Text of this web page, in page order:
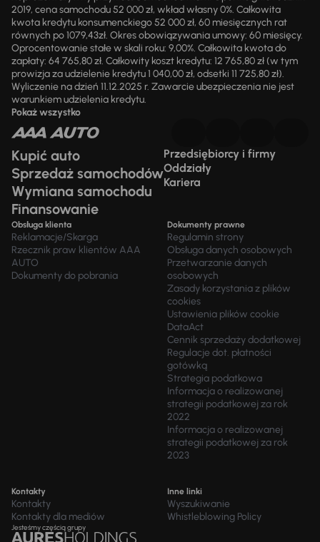
2019, cena samochodu 52 000 zł, wkład własny 0%. Całkowita
kwota kredytu konsumenckiego 52 000 zł, 60 miesięcznych rat
równych po 1079,43zł. Okres obowiązywania umowy: 60 miesięcy.
Oprocentowanie stałe w skali roku: 9,00%. Całkowita kwota do
zapłaty: 64 765,80 zł. Całkowity koszt kredytu: 12 765,80 zł (w tym
prowizja za udzielenie kredytu 1 040,00 zł, odsetki 11 725,80 zł).
Wyliczenie na dzień 11.12.2025 r. Zawarcie ubezpieczenia nie jest
warunkiem udzielenia kredytu.
Pokaż wszystko
Kupić auto
Sprzedaż samochodów
Wymiana samochodu
Finansowanie
Przedsiębiorcy i firmy
Oddziały
Kariera
Obsługa klienta
Reklamacje/Skarga
Rzecznik praw klientów AAA
AUTO
Dokumenty do pobrania
Dokumenty prawne
Regulamin strony
Obsługa danych osobowych
Przetwarzanie danych
osobowych
Zasady korzystania z plików
cookies
Ustawienia plików cookie
DataAct
Cennik sprzedaży dodatkowej
Regulacje dot. płatności
gotówką
Strategia podatkowa
Informacja o realizowanej
strategii podatkowej za rok
2022
Informacja o realizowanej
strategii podatkowej za rok
2023
Kontakty
Kontakty
Kontakty dla mediów
Inne linki
Wyszukiwanie
Whistleblowing Policy
Jesteśmy częścią grupy